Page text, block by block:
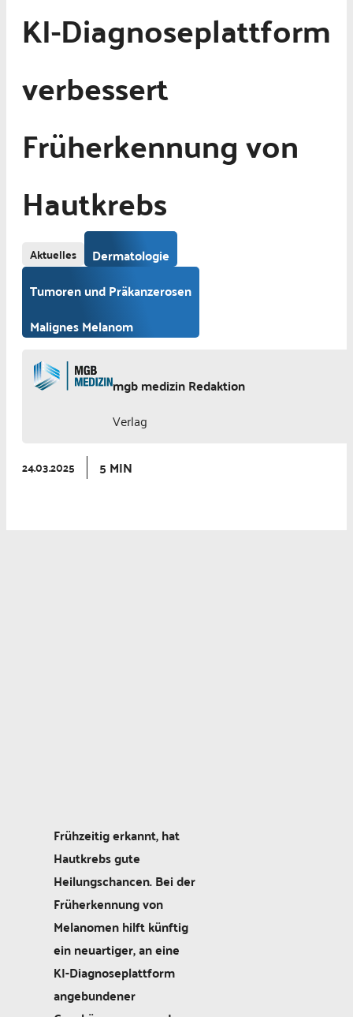
KI-Diagnoseplattform
verbessert
Früherkennung von
Hautkrebs
Aktuelles
Dermatologie
Tumoren und Präkanzerosen
Malignes Melanom
mgb medizin Redaktion
Verlag
24.03.2025 5 MIN
Frühzeitig erkannt, hat
Hautkrebs gute
Heilungschancen. Bei der
Früherkennung von
Melanomen hilft künftig
ein neuartiger, an eine
KI-Diagnoseplattform
angebundener